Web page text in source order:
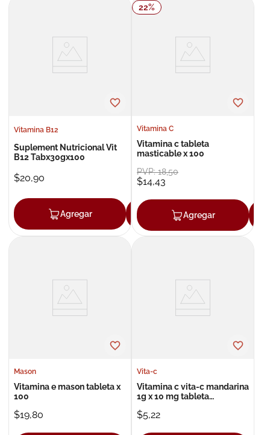
Vitamina B12
Suplement Nutricional Vit
B12 Tabx30gx100
$20,90
Agregar Agregar
22%
Vitamina C
Vitamina c tableta
masticable x 100
PVP:18,50
$14,43
Agregar
Mason
Vitamina e mason tableta x
100
$19,80
Vita-c
Vitamina c vita-c mandarina
1g x 10 mg tableta
$5,22